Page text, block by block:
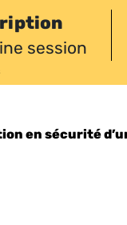
session
en sécurité